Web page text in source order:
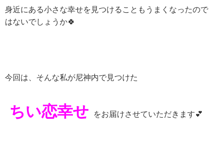
身近にある小さな幸せを見つけることもうまくなったので
はないでしょうか🍀
今回は、そんな私が尼神内で見つけた
ちい恋幸せ をお届けさせていただきます💕